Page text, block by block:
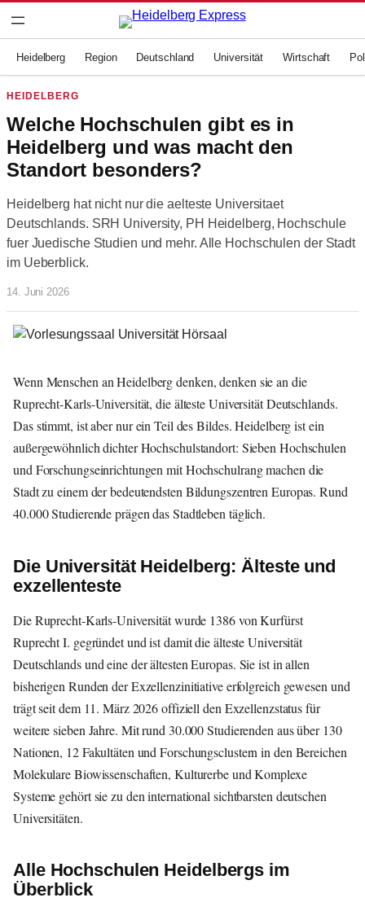
Inhalt
Heidelberg Region Deutschland Universität Wirtschaft
HEIDELBERG
Welche Hochschulen gibt es in
Heidelberg und was macht den
Standort besonders?
Heidelberg hat nicht nur die aelteste Universitaet
Deutschlands. SRH University, PH Heidelberg, Hochschule
fuer Juedische Studien und mehr. Alle Hochschulen der Stadt
im Ueberblick.
14. Juni 2026
Wenn Menschen an Heidelberg denken, denken sie an die
Ruprecht-Karls-Universität, die älteste Universität Deutschlands.
Das stimmt, ist aber nur ein Teil des Bildes. Heidelberg ist ein
außergewöhnlich dichter Hochschulstandort: Sieben Hochschulen
und Forschungseinrichtungen mit Hochschulrang machen die
Stadt zu einem der bedeutendsten Bildungszentren Europas. Rund
40.000 Studierende prägen das Stadtleben täglich.
Die Universität Heidelberg: Älteste und
exzellenteste
Die Ruprecht-Karls-Universität wurde 1386 von Kurfürst
Ruprecht I. gegründet und ist damit die älteste Universität
Deutschlands und eine der ältesten Europas. Sie ist in allen
bisherigen Runden der Exzellenzinitiative erfolgreich gewesen und
trägt seit dem 11. März 2026 offiziell den Exzellenzstatus für
weitere sieben Jahre. Mit rund 30.000 Studierenden aus über 130
Nationen, 12 Fakultäten und Forschungsclustern in den Bereichen
Molekulare Biowissenschaften, Kulturerbe und Komplexe
Systeme gehört sie zu den international sichtbarsten deutschen
Universitäten.
Alle Hochschulen Heidelbergs im
Überblick